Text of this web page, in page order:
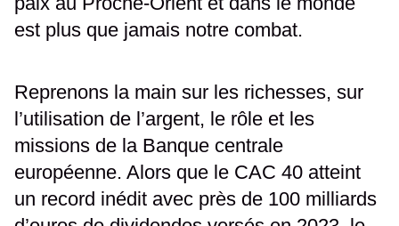
est plus que jamais notre combat.
Reprenons la main sur les richesses, sur
l’utilisation de l’argent, le rôle et les
missions de la Banque centrale
européenne. Alors que le CAC 40 atteint
un record inédit avec près de 100 milliards